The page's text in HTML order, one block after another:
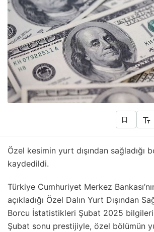
Özel kesimin yurt dışından sağladığı
kaydedildi.
Türkiye Cumhuriyet Merkez
açıkladığı Özel Dalın Yurt Dışından
Borcu İstatistikleri Şubat 2025
Şubat sonu prestijiyle, özel bölümün